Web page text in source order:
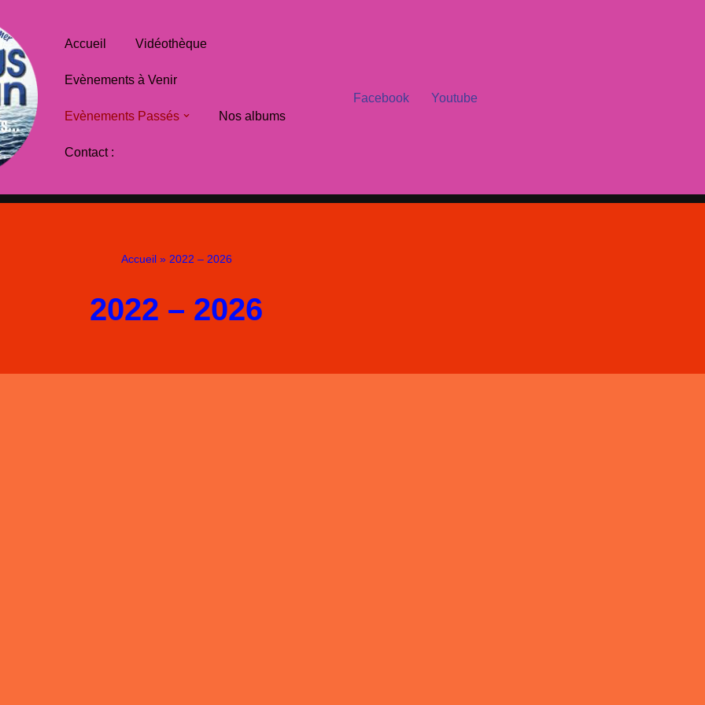
Accueil Vidéothèque
Evènements à Venir
Evènements Passés Nos albums
Contact :
Facebook Youtube
Accueil» 2022 – 2026
2022 – 2026